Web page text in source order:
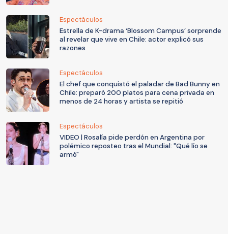
Espectáculos
Estrella de K-drama ‘Blossom Campus’ sorprende
al revelar que vive en Chile: actor explicó sus
razones
Espectáculos
El chef que conquistó el paladar de Bad Bunny en
Chile: preparó 200 platos para cena privada en
menos de 24 horas y artista se repitió
Espectáculos
VIDEO | Rosalía pide perdón en Argentina por
polémico reposteo tras el Mundial: "Qué lío se
armó"